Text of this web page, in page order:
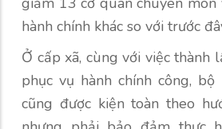
hành chính khác so với trước
Ở cấp xã, cùng với việc
phục vụ hành chính công, bộ
cũng được kiện toàn theo